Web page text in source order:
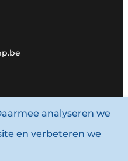
analyseren we
en verbeteren we